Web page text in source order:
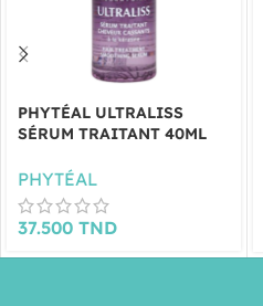
PHYTÉAL ULTRALISS
SÉRUM TRAITANT 40ML
PHYTÉAL
37.500 TND